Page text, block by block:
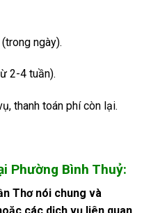
ngày).
2-4 tuần).
thanh toán phí còn lại.
Phường Bình Thuỷ:
Thơ nói chung và